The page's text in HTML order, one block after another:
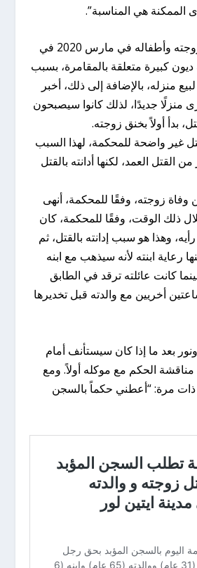
الممكنة هي المناسبة”.
خنق أونور والدته وزوجته وأطفاله في مارس 2020 في
ديون كبيرة متعلقة بالمقامرة، بسبب
منزله، بالإضافة إلى ذلك، أخبر
منزلًا جديدًا، لذلك كانوا سيصبحون
بدأ أولاً بخنق زوجته.
غير واضحة للمحكمة، لهذا السبب
القتل العمد، لكنها أدانته بالقتل
زوجته، وفقًا للمحكمة، أنهى
ذلك الوقت، وفقًا للمحكمة، كان
وهذا هو سبب إدانته بالقتل، ثم
رعاية ابنته لأنه سيذهب مع ابنه
كانت عائلته ترقد في الطابق
أخريين مع والدته قبل تخديرها
بعد ما إذا كان سيستأنف أمام
مناقشة الحكم مع موكله أولاً. ومع
ذات مرة: “أعطني حكماً بالسجن